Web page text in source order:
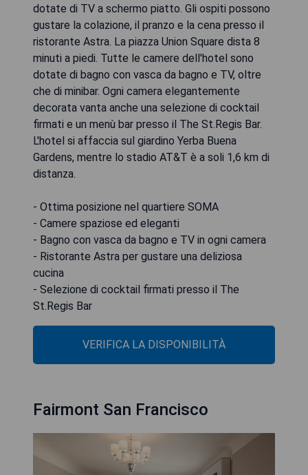
dotate di TV a schermo piatto. Gli ospiti possono
gustare la colazione, il pranzo e la cena presso il
ristorante Astra. La piazza Union Square dista 8
minuti a piedi. Tutte le camere dell'hotel sono
dotate di bagno con vasca da bagno e TV, oltre
che di minibar. Ogni camera elegantemente
decorata vanta anche una selezione di cocktail
firmati e un menù bar presso il The St.Regis Bar.
L'hotel si affaccia sul giardino Yerba Buena
Gardens, mentre lo stadio AT&T è a soli 1,6 km di
distanza.
- Ottima posizione nel quartiere SOMA
- Camere spaziose ed eleganti
- Bagno con vasca da bagno e TV in ogni camera
- Ristorante Astra per gustare una deliziosa
cucina
- Selezione di cocktail firmati presso il The
St.Regis Bar
VERIFICA LA DISPONIBILITÀ
Fairmont San Francisco